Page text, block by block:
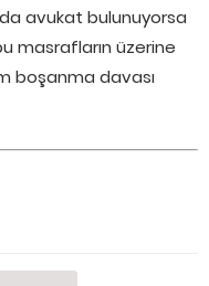
avukat bulunuyorsa
masrafların üzerine
boşanma davası